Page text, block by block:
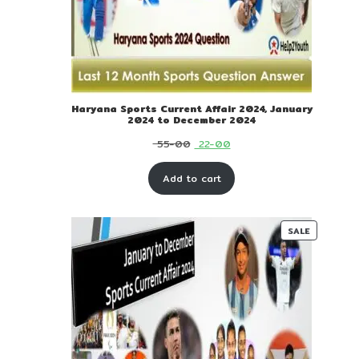
Haryana Sports Current Affair 2024, January
2024 to December 2024
55-00 Original
price
was:
00.
22-00Current
price
is:
00.
Add to cart
SALE